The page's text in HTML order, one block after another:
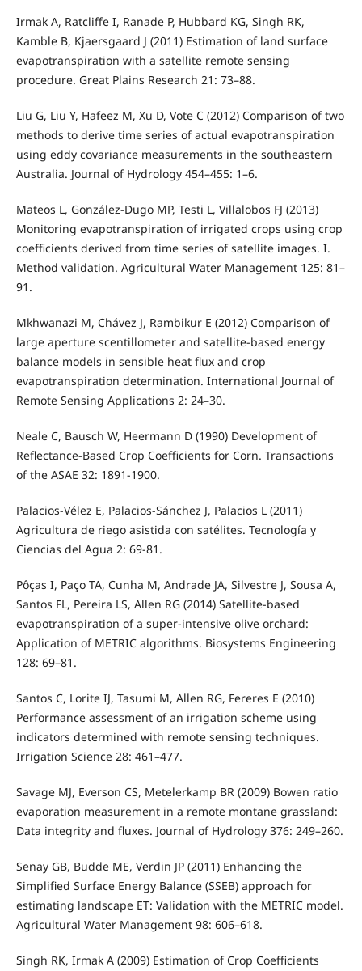
Irmak A, Ratcliffe I, Ranade P, Hubbard KG, Singh RK,
Kamble B, Kjaersgaard J (2011) Estimation of land surface
evapotranspiration with a satellite remote sensing
procedure. Great Plains Research 21: 73–88.
Liu G, Liu Y, Hafeez M, Xu D, Vote C (2012) Comparison of two
methods to derive time series of actual evapotranspiration
using eddy covariance measurements in the southeastern
Australia. Journal of Hydrology 454–455: 1–6.
Mateos L, González-Dugo MP, Testi L, Villalobos FJ (2013)
Monitoring evapotranspiration of irrigated crops using crop
coefficients derived from time series of satellite images. I.
Method validation. Agricultural Water Management 125: 81–
91.
Mkhwanazi M, Chávez J, Rambikur E (2012) Comparison of
large aperture scentillometer and satellite-based energy
balance models in sensible heat flux and crop
evapotranspiration determination. International Journal of
Remote Sensing Applications 2: 24–30.
Neale C, Bausch W, Heermann D (1990) Development of
Reflectance-Based Crop Coefficients for Corn. Transactions
of the ASAE 32: 1891-1900.
Palacios-Vélez E, Palacios-Sánchez J, Palacios L (2011)
Agricultura de riego asistida con satélites. Tecnología y
Ciencias del Agua 2: 69-81.
Pôças I, Paço TA, Cunha M, Andrade JA, Silvestre J, Sousa A,
Santos FL, Pereira LS, Allen RG (2014) Satellite-based
evapotranspiration of a super-intensive olive orchard:
Application of METRIC algorithms. Biosystems Engineering
128: 69–81.
Santos C, Lorite IJ, Tasumi M, Allen RG, Fereres E (2010)
Performance assessment of an irrigation scheme using
indicators determined with remote sensing techniques.
Irrigation Science 28: 461–477.
Savage MJ, Everson CS, Metelerkamp BR (2009) Bowen ratio
evaporation measurement in a remote montane grassland:
Data integrity and fluxes. Journal of Hydrology 376: 249–260.
Senay GB, Budde ME, Verdin JP (2011) Enhancing the
Simplified Surface Energy Balance (SSEB) approach for
estimating landscape ET: Validation with the METRIC model.
Agricultural Water Management 98: 606–618.
Singh RK, Irmak A (2009) Estimation of Crop Coefficients